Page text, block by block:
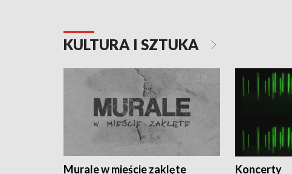
KULTURA I SZTUKA
Murale w mieście zaklęte Koncerty